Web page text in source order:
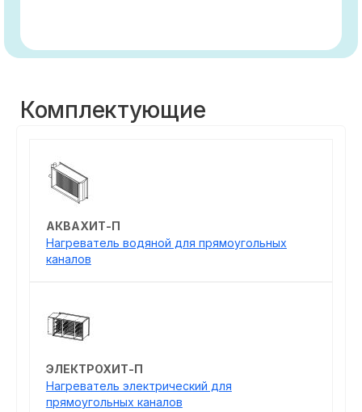
Комплектующие
АКВАХИТ-П
Нагреватель водяной для прямоугольных
каналов
ЭЛЕКТРОХИТ-П
Нагреватель электрический для
прямоугольных каналов